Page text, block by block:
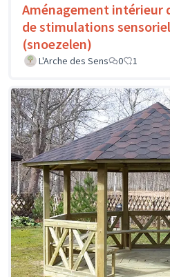
Aménagement intérieur
de stimulations
(snoezelen)
L'Arche des Sens 0 1